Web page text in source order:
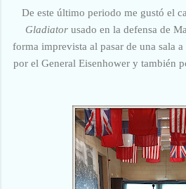
De este último periodo me gustó el
Gladiator usado en la defensa de
forma imprevista al pasar de una sala
por el General Eisenhower y también